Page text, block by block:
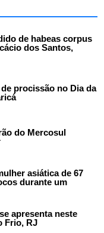
de habeas corpus
dos Santos,
procissão no Dia da
do Mercosul
asiática de 67
durante um
apresenta neste
Frio, RJ